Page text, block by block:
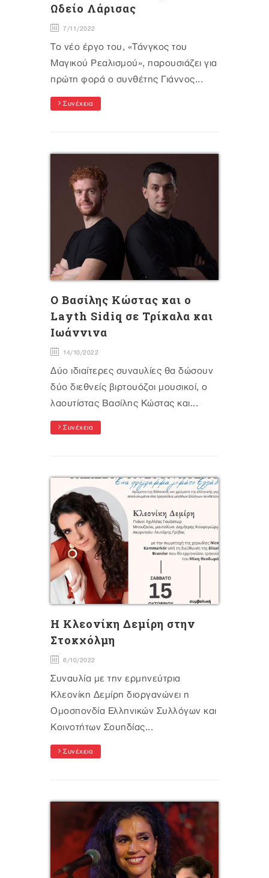
Ωδείο Λάρισας
7/11/2022
Το νέο έργο του, «Τάνγκος του
Μαγικού Ρεαλισμού», παρουσιάζει για
πρώτη φορά ο συνθέτης Γιάννος...
Συνέχεια
O Bασίλης Κώστας και ο
Layth Sidiq σε Τρίκαλα και
Ιωάννινα
14/10/2022
Δύο ιδιαίτερες συναυλίες θα δώσουν
δύο διεθνείς βιρτουόζοι μουσικοί, ο
λαουτίστας Βασίλης Κώστας και...
Συνέχεια
Η Κλεονίκη Δεμίρη στην
Στοκχόλμη
6/10/2022
Συναυλία με την ερμηνεύτρια
Κλεονίκη Δεμίρη διοργανώνει η
Ομοσπονδία Ελληνικών Συλλόγων και
Κοινοτήτων Σουηδίας...
Συνέχεια